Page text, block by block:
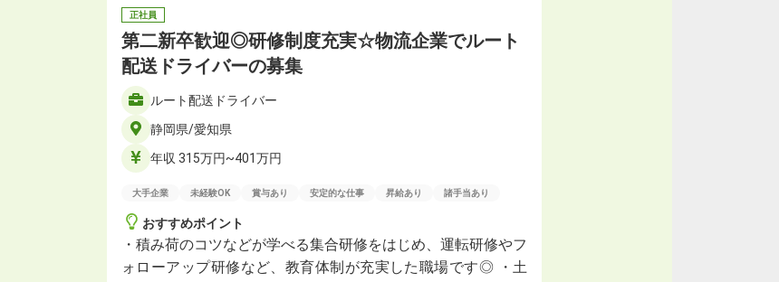
正社員
第二新卒歓迎◎研修制度充実☆物流企業でルート
配送ドライバーの募集
ルート配送ドライバー
静岡県/愛知県
年収 315万円~401万円
大手企業 未経験OK 賞与あり 安定的な仕事 昇給あり 諸手当あり
おすすめポイント
・積み荷のコツなどが学べる集合研修をはじめ、運転研修やフ
ォローアップ研修など、教育体制が充実した職場です◎ ・土